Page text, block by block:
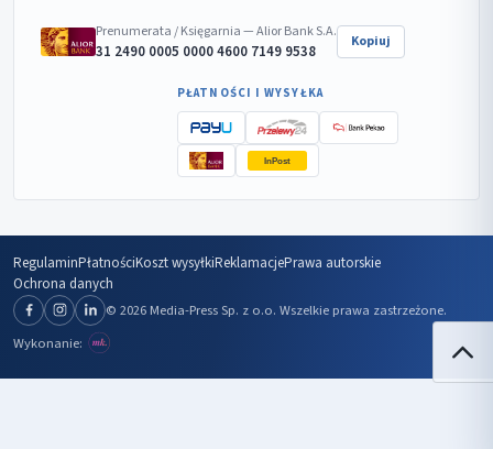
Prenumerata / Księgarnia — Alior Bank S.A.
31 2490 0005 0000 4600 7149 9538 Kopiuj
PŁATNOŚCI I WYSYŁKA
InPost
RegulaminPłatnościKoszt wysyłkiReklamacjePrawa autorskie
Ochrona danych
© 2026 Media-Press Sp. z o.o. Wszelkie prawa zastrzeżone.
Wykonanie: